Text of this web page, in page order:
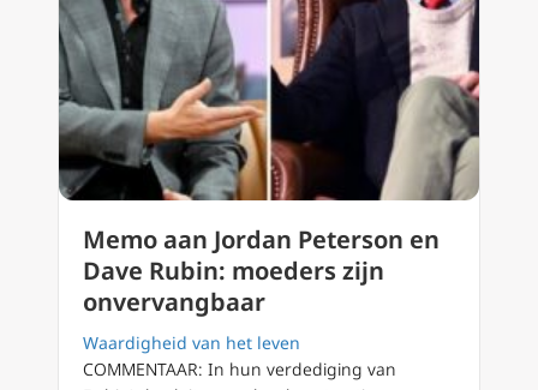
Memo aan Jordan Peterson en
Dave Rubin: moeders zijn
onvervangbaar
Waardigheid van het leven
COMMENTAAR: In hun verdediging van